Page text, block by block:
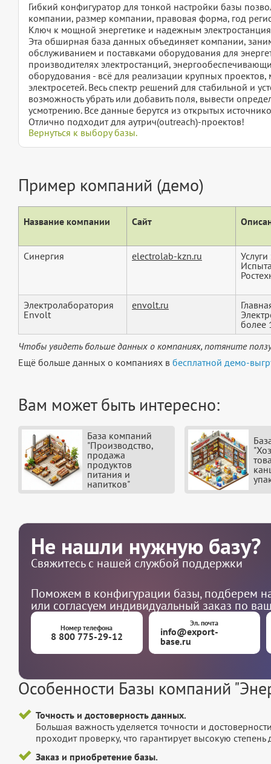
Гибкий конфигуратор для тонкой настройки базы
компании, размер компании, правовая форма, год
Ключ к мощной энергетике и надежным
Эта обширная база данных объединяет компании,
обслуживанием и поставками оборудования для
производителях электростанций,
оборудования - всё для реализации крупных
электросетей. Весь спектр решений для стабильной и
возможность убрать или добавить поля, вывести
усмотрению. Все данные берутся из открытых
Отлично подходит для аутрич(outreach)-проектов!
Вернуться к выбору базы.
Пример компаний (демо)
Название компании Сайт
Синергия electrolab-kzn.ru
Электролаборатория
Envolt
envolt.ru
более
Чтобы увидеть больше данных о компаниях, потяните
Ещё больше данных о компаниях в бесплатной демо-
Вам может быть интересно:
База компаний
"Производство,
продажа
продуктов
питания и
напитков"
Не нашли нужную базу?
Свяжитесь с нашей службой поддержки
Поможем в конфигурации базы, подберем
или согласуем индивидуальный заказ по
Номер телефона
8 800 775-29-12
Эл. почта
info@export-
base.ru
Особенности Базы компаний
Точность и достоверность данных.
Большая важность уделяется точности и
проходит проверку, что гарантирует высокую
Заказ и приобретение базы.